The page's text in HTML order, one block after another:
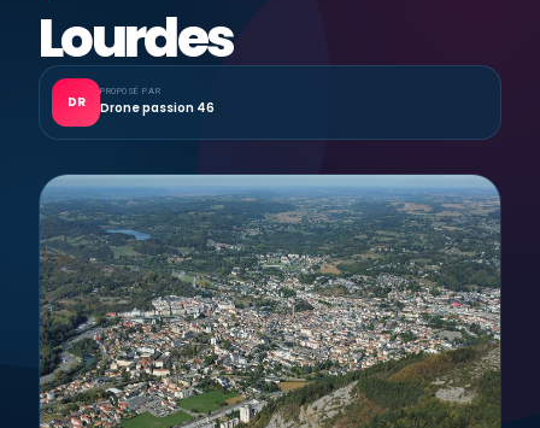
Lourdes
DR
PROPOSÉ PAR
Drone passion 46